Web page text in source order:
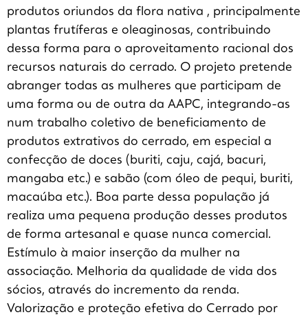
produtos oriundos da flora nativa , principalmente
plantas frutíferas e oleaginosas, contribuindo
dessa forma para o aproveitamento racional dos
recursos naturais do cerrado. O projeto pretende
abranger todas as mulheres que participam de
uma forma ou de outra da AAPC, integrando-as
num trabalho coletivo de beneficiamento de
produtos extrativos do cerrado, em especial a
confecção de doces (buriti, caju, cajá, bacuri,
mangaba etc.) e sabão (com óleo de pequi, buriti,
macaúba etc.). Boa parte dessa população já
realiza uma pequena produção desses produtos
de forma artesanal e quase nunca comercial.
Estímulo à maior inserção da mulher na
associação. Melhoria da qualidade de vida dos
sócios, através do incremento da renda.
Valorização e proteção efetiva do Cerrado por